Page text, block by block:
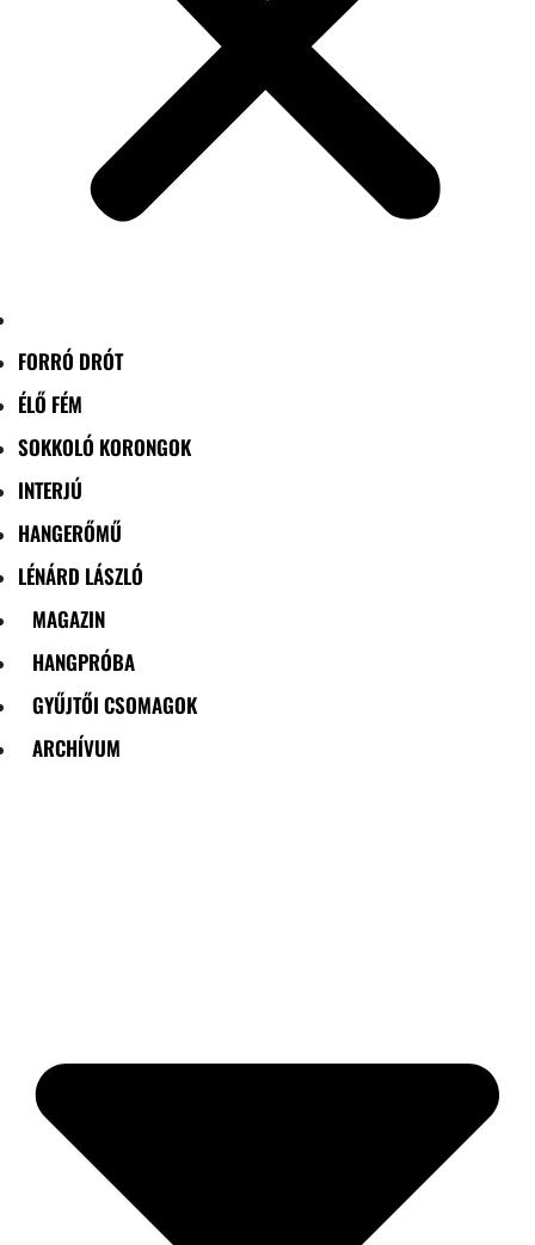
FORRÓ DRÓT
ÉLŐ FÉM
SOKKOLÓ KORONGOK
INTERJÚ
HANGERŐMŰ
LÉNÁRD LÁSZLÓ
MAGAZIN
HANGPRÓBA
GYŰJTŐI CSOMAGOK
ARCHÍVUM